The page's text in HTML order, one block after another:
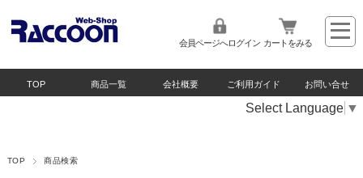
会員ページへログイン カートをみる
TOP 商品一覧 会社概要 ご利用ガイド お問い合せ
Select Language ▼
TOP 商品検索